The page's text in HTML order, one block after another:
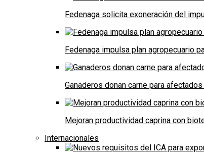
Fedenaga solicita exoneración del
Fedenaga impulsa plan agropecuario
Ganaderos donan carne para
Mejoran productividad caprina con
Internacionales